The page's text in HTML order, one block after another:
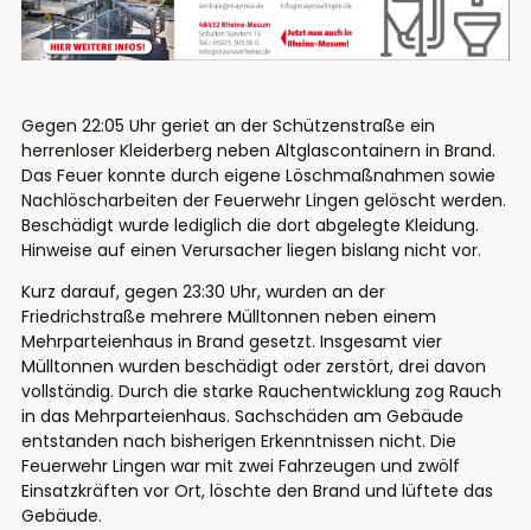
Gegen 22:05 Uhr geriet an der Schützenstraße ein
herrenloser Kleiderberg neben Altglascontainern in Brand.
Das Feuer konnte durch eigene Löschmaßnahmen sowie
Nachlöscharbeiten der Feuerwehr Lingen gelöscht werden.
Beschädigt wurde lediglich die dort abgelegte Kleidung.
Hinweise auf einen Verursacher liegen bislang nicht vor.
Kurz darauf, gegen 23:30 Uhr, wurden an der
Friedrichstraße mehrere Mülltonnen neben einem
Mehrparteienhaus in Brand gesetzt. Insgesamt vier
Mülltonnen wurden beschädigt oder zerstört, drei davon
vollständig. Durch die starke Rauchentwicklung zog Rauch
in das Mehrparteienhaus. Sachschäden am Gebäude
entstanden nach bisherigen Erkenntnissen nicht. Die
Feuerwehr Lingen war mit zwei Fahrzeugen und zwölf
Einsatzkräften vor Ort, löschte den Brand und lüftete das
Gebäude.